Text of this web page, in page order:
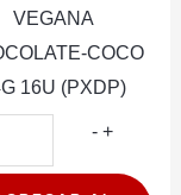
VEGANA
COCO
16U (PXDP)
- BARRA
+